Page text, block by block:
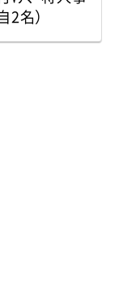
名）